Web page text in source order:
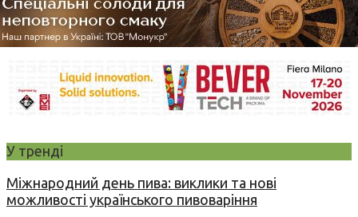
У тренді
Міжнародний день пива: виклики та нові
можливості українського пивоваріння